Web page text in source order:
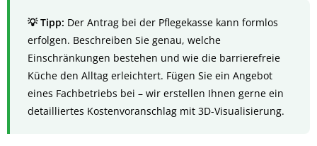
Der Antrag bei der Pflegekasse kann formlos
erfolgen. Beschreiben Sie genau, welche
Einschränkungen bestehen und wie die barrierefreie
Küche den Alltag erleichtert. Fügen Sie ein Angebot
eines Fachbetriebs bei – wir erstellen Ihnen gerne ein
detailliertes Kostenvoranschlag mit 3D-Visualisierung.